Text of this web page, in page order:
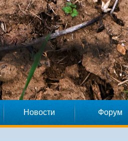
Новости Форум